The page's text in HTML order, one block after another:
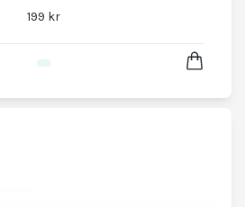
199 kr